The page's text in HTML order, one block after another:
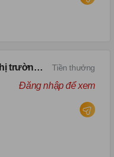
Chuyên viên Tuyển dụng IT thị trường Nhật
Tiền thưởng
Đăng nhập để xem